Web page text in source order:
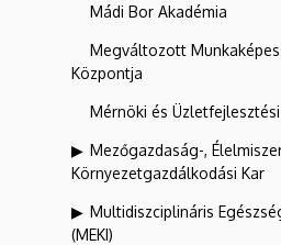
Mádi Bor Akadémia
Megváltozott
Központja
Mérnöki és
Mezőgazdaság-,
Környezetgazdálkodási Kar
Multidiszciplináris
(MEKI)